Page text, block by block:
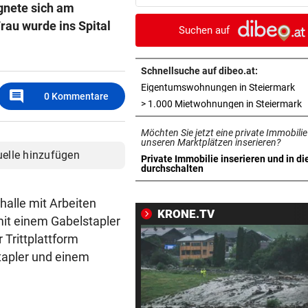
sich am
wurde ins Spital
comment 0 Kommentare
hinzufügen
mit Arbeiten
einem Gabelstapler
Trittplattform
und einem
misslicher Lage
vor
Hochgefühle dank
eines Kult-Sponsors
LIEFERING VERLIERT vor 2
Enttäuschende Zweitliga-
Rückkehr nach Grödig
2. LIGA – 2. RUNDE vor 2
Fehlstart komplett! Nächste
WANDERER AUSGEFLOGEN vor
Wieder Muren nach Unwetter:
Dramatik im Valser Tal
IN GREENSBORO vor
Suchen auf
Schnellsuche auf dibeo.at:
Eigentumswohnungen in Steiermarkin
> 1.000 Mietwohnungen in Steiermark
Möchten Sie jetzt eine private
unseren Marktplätzen inserieren?
Private Immobilie inserieren und in
durchschalten
in neuem Tab öffnen
KRONE.TV